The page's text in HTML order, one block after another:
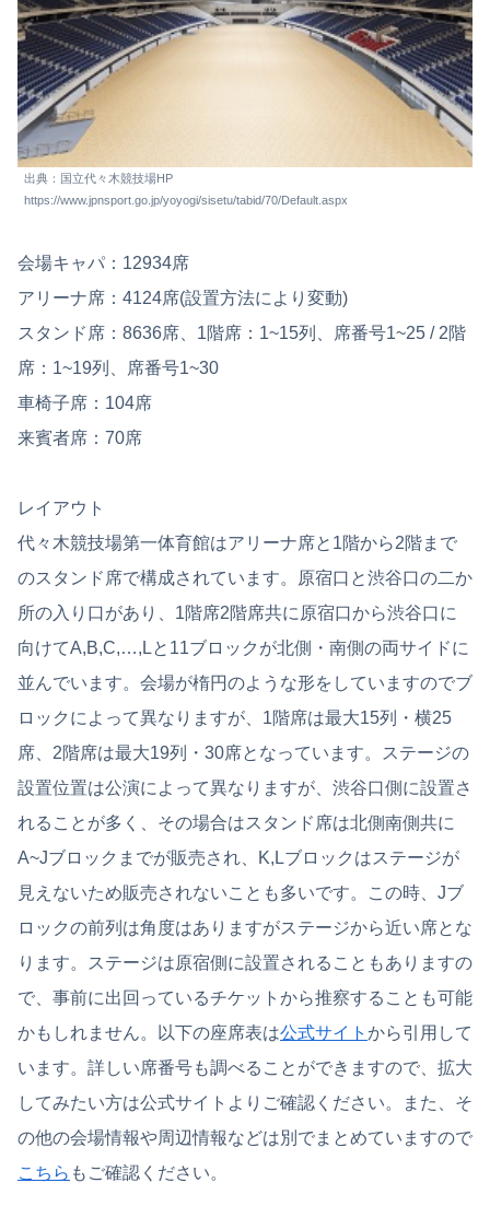
出典：国立代々木競技場HP
https://www.jpnsport.go.jp/yoyogi/sisetu/tabid/70/Default.aspx
会場キャパ：12934席
アリーナ席：4124席(設置方法により変動)
スタンド席：8636席、1階席：1~15列、席番号1~25 / 2階
席：1~19列、席番号1~30
車椅子席：104席
来賓者席：70席
レイアウト
代々木競技場第一体育館はアリーナ席と1階から2階まで
のスタンド席で構成されています。原宿口と渋谷口の二か
所の入り口があり、1階席2階席共に原宿口から渋谷口に
向けてA,B,C,…,Lと11ブロックが北側・南側の両サイドに
並んでいます。会場が楕円のような形をしていますのでブ
ロックによって異なりますが、1階席は最大15列・横25
席、2階席は最大19列・30席となっています。ステージの
設置位置は公演によって異なりますが、渋谷口側に設置さ
れることが多く、その場合はスタンド席は北側南側共に
A~Jブロックまでが販売され、K,Lブロックはステージが
見えないため販売されないことも多いです。この時、Jブ
ロックの前列は角度はありますがステージから近い席とな
ります。ステージは原宿側に設置されることもありますの
で、事前に出回っているチケットから推察することも可能
かもしれません。以下の座席表は公式サイト から引用して
います。詳しい席番号も調べることができますので、拡大
してみたい方は公式サイトよりご確認ください。また、そ
の他の会場情報や周辺情報などは別でまとめていますので
こちら もご確認ください。